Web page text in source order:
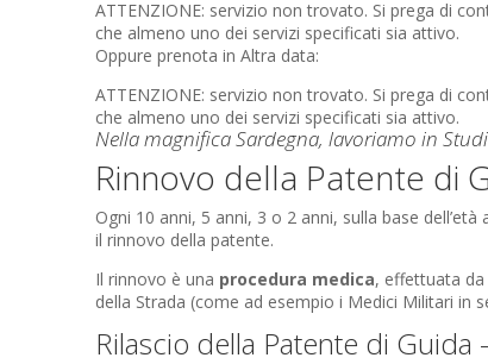
ATTENZIONE: servizio non trovato. Si prega di
che almeno uno dei servizi specificati sia attivo.
Oppure prenota in Altra data:
ATTENZIONE: servizio non trovato. Si prega di
che almeno uno dei servizi specificati sia attivo.
Nella magnifica Sardegna, lavoriamo in
Rinnovo della Patente di
Ogni 10 anni, 5 anni, 3 o 2 anni, sulla base
il rinnovo della patente.
Il rinnovo è una procedura medica, effettuata da
della Strada (come ad esempio i Medici Militari in
Rilascio della Patente di